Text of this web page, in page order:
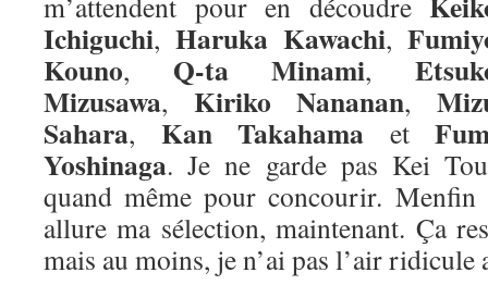
Ichiguchi, Haruka Kawachi,
Kouno, Q-ta Minami,
Mizusawa, Kiriko Nananan,
Sahara, Kan Takahama et
Yoshinaga. Je ne garde pas Kei
quand même pour concourir.
allure ma sélection, maintenant. Ça
mais au moins, je n’ai pas l’air ridicule